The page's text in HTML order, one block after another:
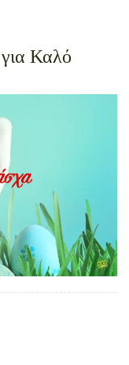
Καλό